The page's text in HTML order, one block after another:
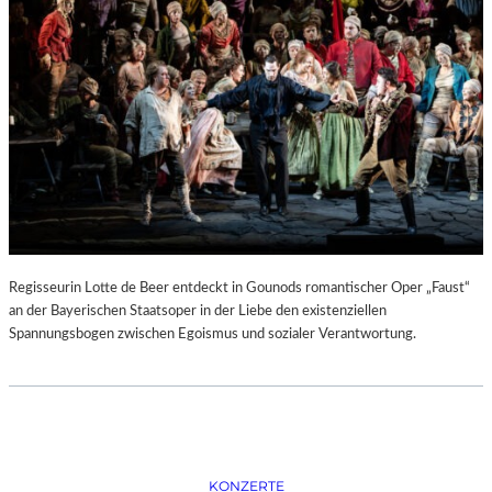
–
K
Ü
N
S
T
L
E
R
,
T
M
Regisseurin Lotte de Beer entdeckt in Gounods romantischer Oper „Faust“
an der Bayerischen Staatsoper in der Liebe den existenziellen
Spannungsbogen zwischen Egoismus und sozialer Verantwortung.
KONZERTE